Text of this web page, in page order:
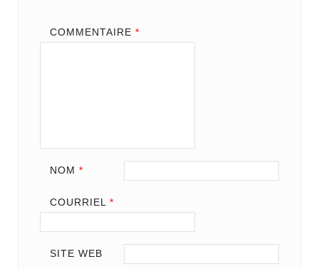
COMMENTAIRE *
NOM *
COURRIEL *
SITE WEB